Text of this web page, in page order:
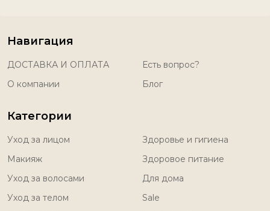
Навигация
ДОСТАВКА И ОПЛАТА
О компании
Есть вопрос?
Блог
Категории
Уход за лицом
Макияж
Уход за волосами
Уход за телом
Здоровье и гигиена
Здоровое питание
Для дома
Sale